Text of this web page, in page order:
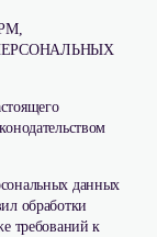
данных
обработки
требований к